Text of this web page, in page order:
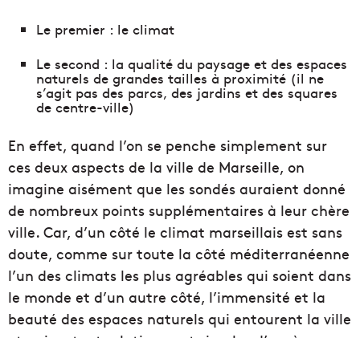
Le premier : le climat
Le second : la qualité du paysage et des espaces
naturels de grandes tailles à proximité (il ne
s’agit pas des parcs, des jardins et des squares
de centre-ville)
En effet, quand l’on se penche simplement sur
ces deux aspects de la ville de Marseille, on
imagine aisément que les sondés auraient donné
de nombreux points supplémentaires à leur chère
ville. Car, d’un côté le climat marseillais est sans
doute, comme sur toute la côté méditerranéenne
l’un des climats les plus agréables qui soient dans
le monde et d’un autre côté, l’immensité et la
beauté des espaces naturels qui entourent la ville